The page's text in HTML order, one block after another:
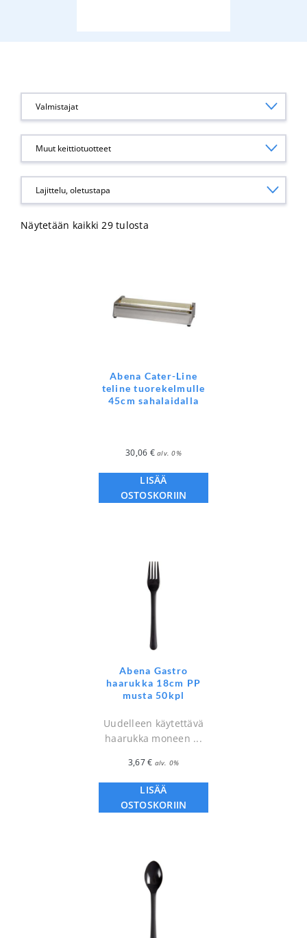
Valmistajat
Muut keittiotuotteet
Näytetään kaikki 29 tulosta
Abena Cater-Line
teline tuorekelmulle
45cm sahalaidalla
30,06 € alv. 0%
LISÄÄ
OSTOSKORIIN
Abena Gastro
haarukka 18cm PP
musta 50kpl
Uudelleen käytettävä
haarukka moneen ...
3,67€ alv. 0%
LISÄÄ
OSTOSKORIIN